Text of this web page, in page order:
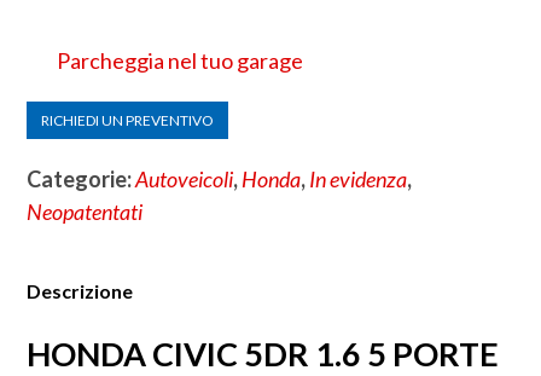
Parcheggia nel tuo garage
RICHIEDI UN PREVENTIVO
Categorie:Autoveicoli,Honda,In evidenza,
Neopatentati
Descrizione
HONDA CIVIC 5DR 1.6 5 PORTE